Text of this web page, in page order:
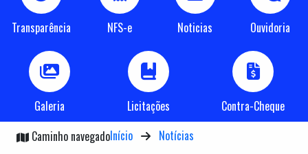
Transparência NFS-e Noticias Ouvidoria
Galeria Licitações
Contra-Cheque
Caminho navegadoInício Notícias